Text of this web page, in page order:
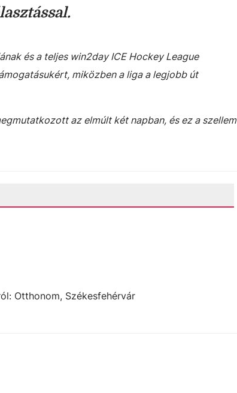
és a teljes win2day ICE Hockey League
miközben a liga a legjobb út
az elmúlt két napban, és ez a szellem
Otthonom, Székesfehérvár